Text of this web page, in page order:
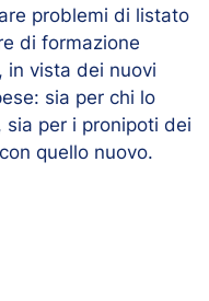
problemi di listato
di formazione
in vista dei nuovi
sia per chi lo
per i pronipoti dei
quello nuovo.